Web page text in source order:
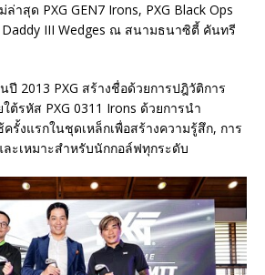
าสุด PXG GEN7 Irons, PXG Black Ops
Daddy III Wedges ณ สนามธนาซิตี้ คันทรี
2013 PXG สร้างชื่อด้วยการปฎิวัติการ
ต้รหัส PXG 0311 Irons ด้วยการนำ
รั้งแรกในชุดเหล็กเพื่อสร้างความรู้สึก, การ
ะเหมาะสำหรับนักกอล์ฟทุกระดับ